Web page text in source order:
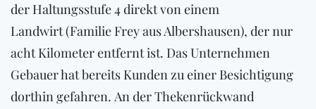
der Haltungsstufe 4 direkt von einem
Landwirt (Familie Frey aus Albershausen), der nur
acht Kilometer entfernt ist. Das Unternehmen
Gebauer hat bereits Kunden zu einer Besichtigung
dorthin gefahren. An der Thekenrückwand